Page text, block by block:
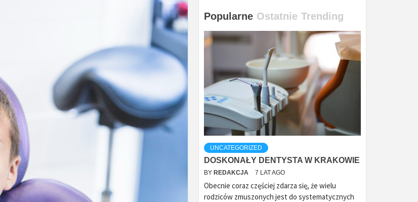
Popularne Ostatnie Trending
UNCATEGORIZED
DOSKONAŁY DENTYSTA W KRAKOWIE
BY REDAKCJA 7 LAT AGO
Obecnie coraz częściej zdarza się, że wielu
rodziców zmuszonych jest do systematycznych